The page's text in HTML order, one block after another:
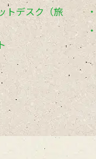
トデスク（旅